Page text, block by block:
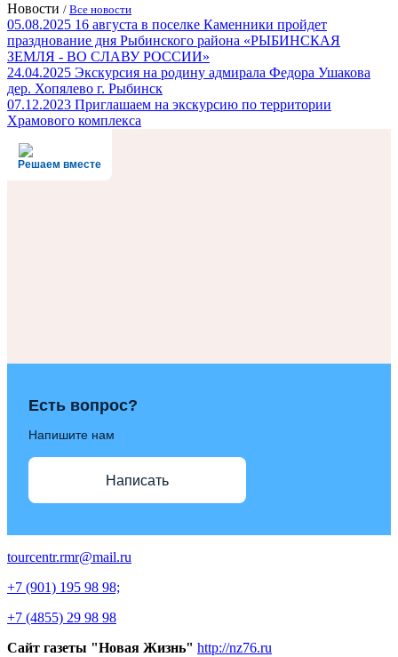
Новости / Все новости
05.08.2025 16 августа в поселке Каменники пройдет
празднование дня Рыбинского района «РЫБИНСКАЯ
ЗЕМЛЯ - ВО СЛАВУ РОССИИ»
24.04.2025 Экскурсия на родину адмирала Федора Ушакова
дер. Хопялево г. Рыбинск
07.12.2023 Приглашаем на экскурсию по территории
Храмового комплекса
Решаем вместе
Есть вопрос?
Напишите нам
Написать
tourcentr.rmr@mail.ru
+7 (901) 195 98 98;
+7 (4855) 29 98 98
Сайт газеты "Новая Жизнь" http://nz76.ru